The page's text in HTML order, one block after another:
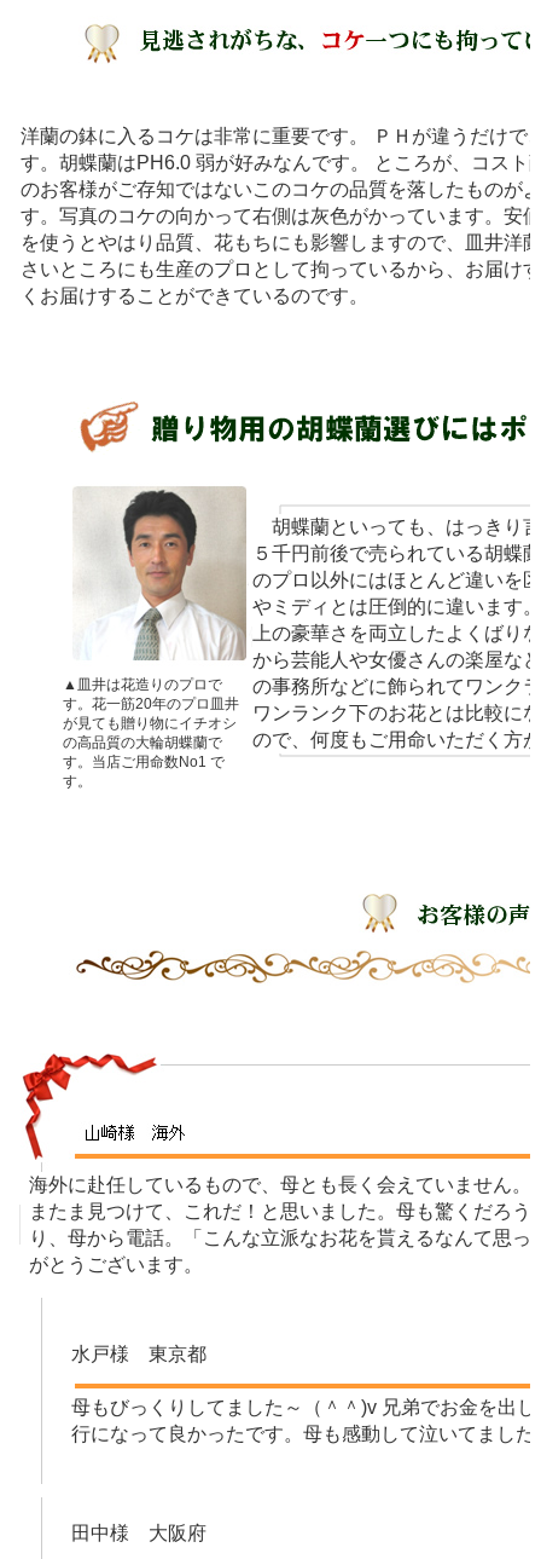
洋蘭の鉢に入るコケは非常に重要です。 ＰＨが違うだけで
す。胡蝶蘭はPH6.0 弱が好みなんです。 ところが、コス
のお客様がご存知ではないこのコケの品質を落したものが
す。写真のコケの向かって右側は灰色がかっています。安
を使うとやはり品質、花もちにも影響しますので、皿井洋
さいところにも生産のプロとして拘っているから、お届け
くお届けすることができているのです。
▲皿井は花造りのプロで
す。花一筋20年のプロ皿井
が見ても贈り物にイチオシ
の高品質の大輪胡蝶蘭で
す。当店ご用命数No1 で
す。
胡蝶蘭といっても、はっきり
５千円前後で売られている胡蝶
のプロ以外にはほとんど違いを
やミディとは圧倒的に違います
上の豪華さを両立したよくばり
から芸能人や女優さんの楽屋な
の事務所などに飾られてワンク
ワンランク下のお花とは比較に
ので、何度もご用命いただく方
海外に赴任しているもので、母とも長く会えていません
またま見つけて、これだ！と思いました。母も驚くだろ
り、母から電話。「こんな立派なお花を貰えるなんて思
がとうございます。
水戸様 東京都
母もびっくりしてました～（＾＾)v 兄弟でお金を出
行になって良かったです。母も感動して泣いてまし
田中様 大阪府